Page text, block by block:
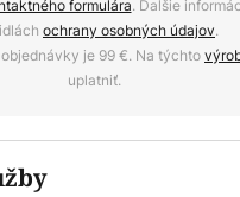
formulára. Ďalšie
ochrany osobných údajov.
je 99 €. Na týchto
uplatniť.